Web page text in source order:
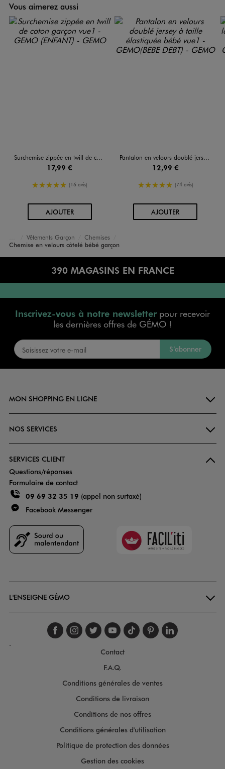
Vous aimerez aussi
Surchemise zippée en twill de coton garçon
17,99 €
5/5 de moyenne
(16 avis)
AJOUTERAU PANIER
Pantalon en velours doublé jersey à taille élastiquée bébé
12,99 €
5/5 de moyenne
(74 avis)
AJOUTERAU PANIER
Accueil
Bébé
Vêtements Garçon
Chemises
Chemise en velours côtelé bébé garçon
390 MAGASINS EN FRANCE
Inscrivez-vous à notre newsletterpour recevoir
les dernières offres de GÉMO !
S’abonner
MON SHOPPING EN LIGNE
NOS SERVICES
SERVICES CLIENT
Questions/réponses
Formulaire de contact
09 69 32 35 19 (appel non surtaxé)
Facebook Messenger
Faciliti
L'ENSEIGNE GÉMO
Suivez-nous sur
Suivez-nous sur
Suivez-nous sur
Suivez-nous
Suivez-nous
Suivez-
.
Contact
F.A.Q.
Conditions générales de ventes
Conditions de livraison
Conditions de nos offres
Conditions générales d'utilisation
Politique de protection des données
Gestion des cookies